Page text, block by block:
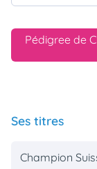
Pédigree de
Ses titres
Champion